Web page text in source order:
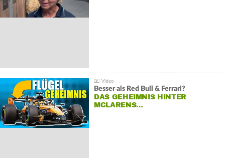
Besser als Red Bull & Ferrari?
DAS GEHEIMNIS HINTER
MCLARENS…